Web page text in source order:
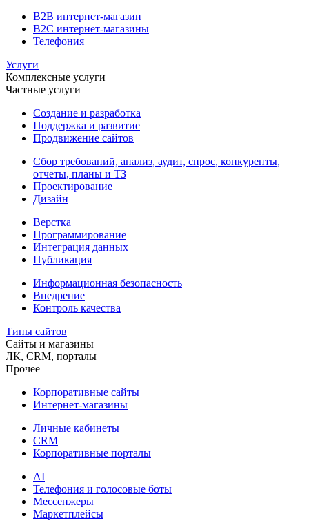
B2B интернет-магазин
B2C интернет-магазины
Телефония
Услуги
Комплексные услуги
Частные услуги
Создание и разработка
Поддержка и развитие
Продвижение сайтов
Сбор требований, анализ, аудит, спрос, конкуренты,
отчеты, планы и ТЗ
Проектирование
Дизайн
Верстка
Программирование
Интеграция данных
Публикация
Информационная безопасность
Внедрение
Контроль качества
Типы сайтов
Сайты и магазины
ЛК, CRM, порталы
Прочее
Корпоративные сайты
Интернет-магазины
Личные кабинеты
CRM
Корпоративные порталы
AI
Телефония и голосовые боты
Мессенжеры
Маркетплейсы